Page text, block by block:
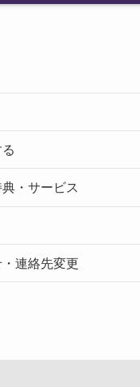
・サービス
連絡先変更